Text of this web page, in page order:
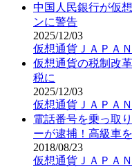
中国人民銀行が仮
ンに警告
2025/12/03
仮想通貨ＪＡＰＡ
仮想通貨の税制改
税に
2025/12/03
仮想通貨ＪＡＰＡ
電話番号を乗っ取
ーが逮捕！高級車
2018/08/23
仮想通貨ＪＡＰＡ